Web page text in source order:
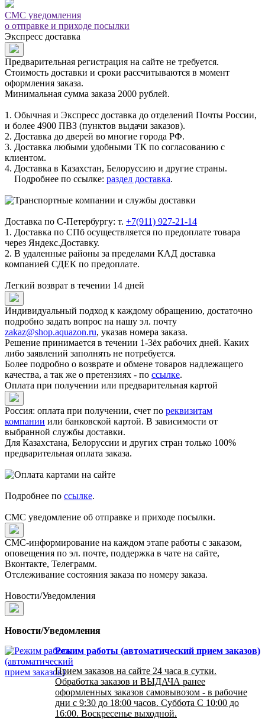
СМС уведомления
о отправке и приходе посылки
Экспресс доставка
Предварительная регистрация на сайте не требуется.
Стоимость доставки и сроки рассчитываются в момент
оформления заказа.
Минимальная сумма заказа 2000 рублей.
1. Обычная и Экспресс доставка до отделений Почты России,
и более 4900 ПВЗ (пунктов выдачи заказов).
2. Доставка до дверей во многие города РФ.
3. Доставка любыми удобными ТК по согласованию с
клиентом.
4. Доставка в Казахстан, Белоруссию и другие страны.
Подробнее по ссылке: раздел доставка.
Доставка по С-Петербургу: т. +7(911) 927-21-14
1. Доставка по СПб осуществляется по предоплате товара
через Яндекс.Доставку.
2. В удаленные районы за пределами КАД доставка
компанией СДЕК по предоплате.
Легкий возврат в течении 14 дней
Индивидуальный подход к каждому обращению, достаточно
подробно задать вопрос на нашу эл. почту
zakaz@shop.aquazon.ru, указав номера заказа.
Решение принимается в течении 1-3ёх рабочих дней. Каких
либо заявлений заполнять не потребуется.
Более подробно о возврате и обмене товаров надлежащего
качества, а так же о претензиях - по ссылке.
Оплата при получении или предварительная картой
Россия: оплата при получении, счет по реквизитам
компании или банковской картой. В зависимости от
выбранной службы доставки.
Для Казахстана, Белоруссии и других стран только 100%
предварительная оплата заказа.
Подробнее по ссылке.
СМС уведомление об отправке и приходе посылки.
СМС-информирование на каждом этапе работы с заказом,
оповещения по эл. почте, поддержка в чате на сайте,
Вконтакте, Телеграмм.
Отслеживание состояния заказа по номеру заказа.
Новости/Уведомления
Новости/Уведомления
Режим работы (автоматический прием заказов)
Прием заказов на сайте 24 часа в сутки.
Обработка заказов и ВЫДАЧА ранее
оформленных заказов самовывозом - в рабочие
дни с 9:30 до 18:00 часов. Суббота С 10:00 до
16:00. Воскресенье выходной.